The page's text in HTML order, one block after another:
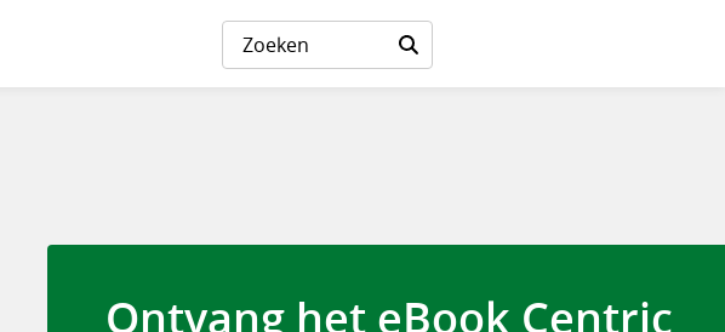
Ontvang het eBook Centric